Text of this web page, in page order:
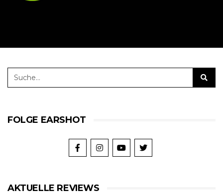
FOLGE EARSHOT
AKTUELLE REVIEWS